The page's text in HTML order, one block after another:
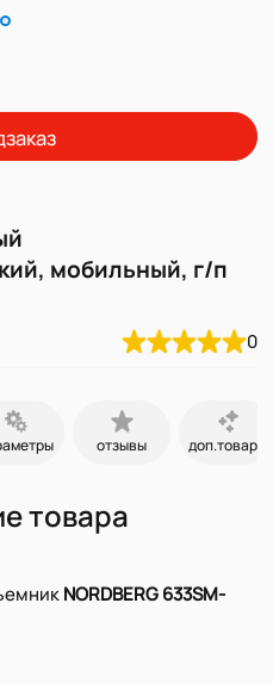
мобильный, г/п
0
отзывы доп.товары
товара
NORDBERG633SM-